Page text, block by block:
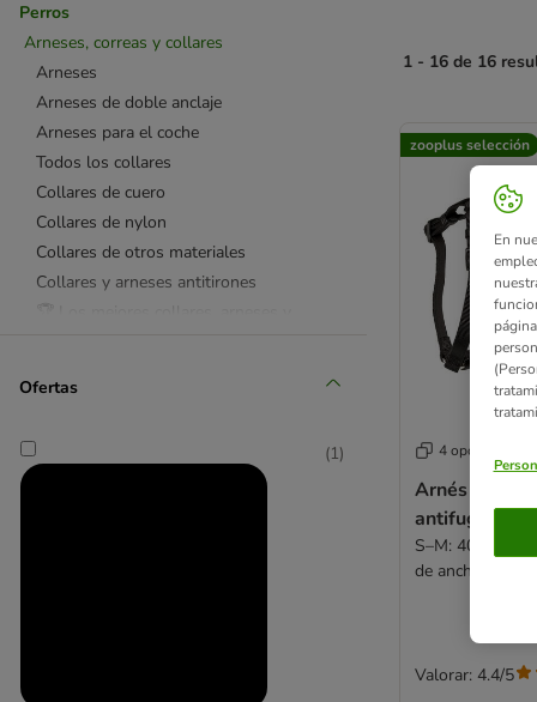
Perros
Arneses, correas y collares
Arneses
Arneses de doble anclaje
Arneses para el coche
Todos los collares
Collares de cuero
Collares de nylon
Collares de otros materiales
Collares y arneses antitirones
Todas las correas
Ofertas
(1)
1 - 16 de 16
zooplus selección
4 opciones
Arnés Trixie
antifugas
S–M: 40–65 cm
de ancho
Valorar: 4.4/5
En